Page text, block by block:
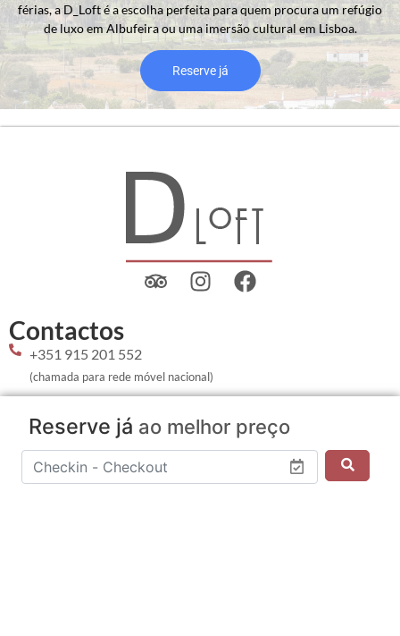
Reserve já ao melhor preço
férias, a D_Loft é a escolha perfeita para quem procura um refúgio
de luxo em Albufeira ou uma imersão cultural em Lisboa.
Reserve já
Contactos
+351 915 201 552
(chamada para rede móvel nacional)
dloft.apartments@gmail.com
Navegação
Contactos